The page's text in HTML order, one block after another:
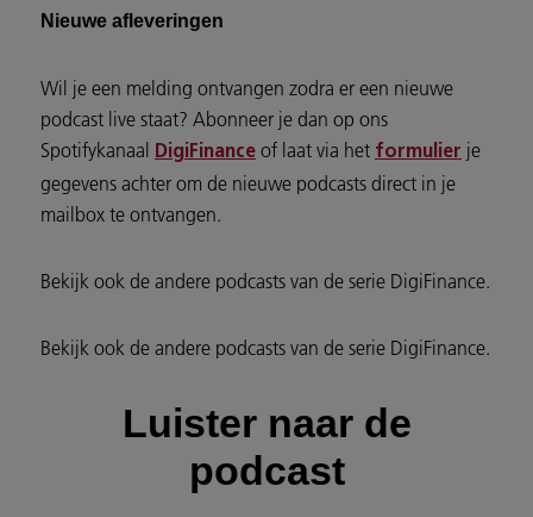
Nieuwe afleveringen
Wil je een melding ontvangen zodra er een nieuwe
podcast live staat? Abonneer je dan op ons
Spotifykanaal
DigiFinance of laat via het formulier je
gegevens achter om de nieuwe podcasts direct in je
mailbox te ontvangen.
Bekijk ook de andere podcasts van de serie DigiFinance.
Bekijk ook de andere podcasts van de serie DigiFinance.
Luister naar de
podcast